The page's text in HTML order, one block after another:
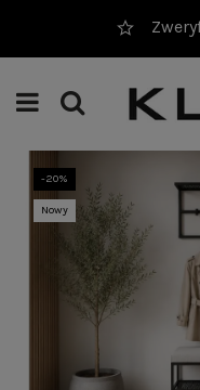
20 000+
-20%
Nowy